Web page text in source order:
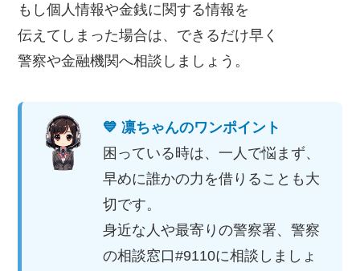
もし個人情報や金銭に関する情報を
伝えてしまった場合は、できるだけ早く
警察や金融機関へ相談しましょう。
💙 凛ちゃんのワンポイント
困っている時は、一人で悩まず、
早めに誰かの力を借りることも大
切です。
身近な人や最寄りの警察署、警察
の相談窓口#9110に相談しましょ